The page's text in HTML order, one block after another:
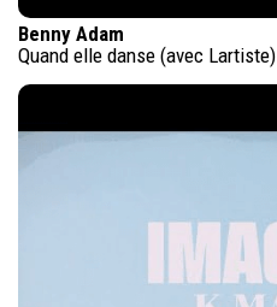
Benny Adam
Quand elle danse (avec Lartiste)